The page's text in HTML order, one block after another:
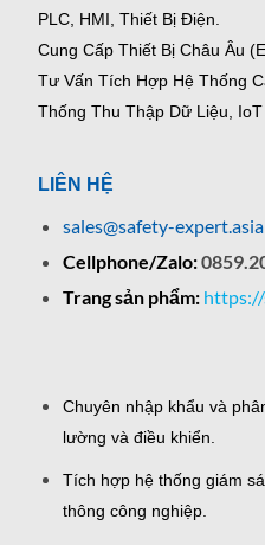
PLC, HMI, Thiết Bị Điện.
Cung Cấp Thiết Bị Châu Âu
Tư Vấn Tích Hợp Hệ Thống
Thống Thu Thập Dữ Liệu, IoT
LIÊN HỆ
sales@safety-expert.asia
Cellphone/Zalo:
Trang sản phẩm:
Chuyên nhập khẩu và
lường và điều khiển.
Tích hợp hệ thống giám
thông công nghiệp.